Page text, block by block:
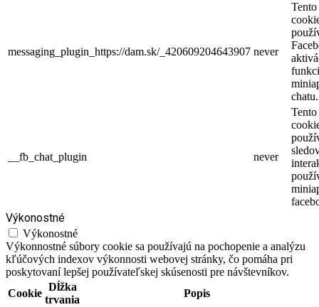
messaging_plugin_https://dam.sk/_420609204643907 never
chatu.
__fb_chat_plugin never
Výkonostné
Výkonostné
Výkonnostné súbory cookie sa používajú na pochopenie a analýzu
kľúčových indexov výkonnosti webovej stránky, čo pomáha pri
poskytovaní lepšej používateľskej skúsenosti pre návštevníkov.
Cookie
Dĺžka
trvania
Popis